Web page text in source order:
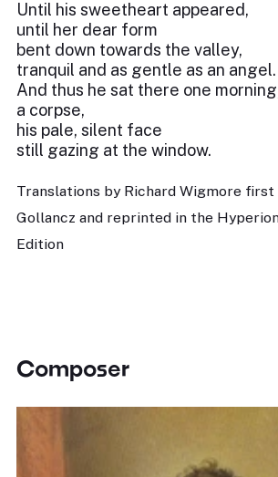
Until his sweetheart appeared,
until her dear form
bent down towards the valley,
tranquil and as gentle as an angel.
And thus he sat there one
a corpse,
his pale, silent face
still gazing at the window.
Translations by Richard Wigmore
Gollancz and reprinted in the
Edition
Composer